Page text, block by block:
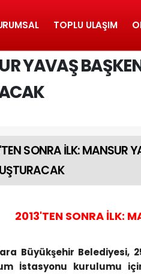
TOPLU ULAŞIM
YAVAŞ
SONRA İLK: MANSUR
2013'TEN SONRA İLK:
Büyükşehir Belediyesi,
İstasyonu kurulumu